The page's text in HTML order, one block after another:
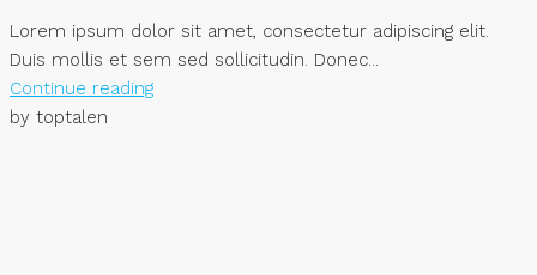
Lorem ipsum dolor sit amet, consectetur adipiscing elit.
Duis mollis et sem sed sollicitudin. Donec...
Continue reading
by toptalen